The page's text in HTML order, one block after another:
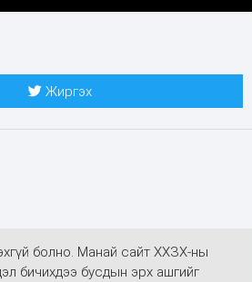
Жиргэх
болно. Манай сайт ХХЗХ-ны
бичихдээ бусдын эрх ашгийг